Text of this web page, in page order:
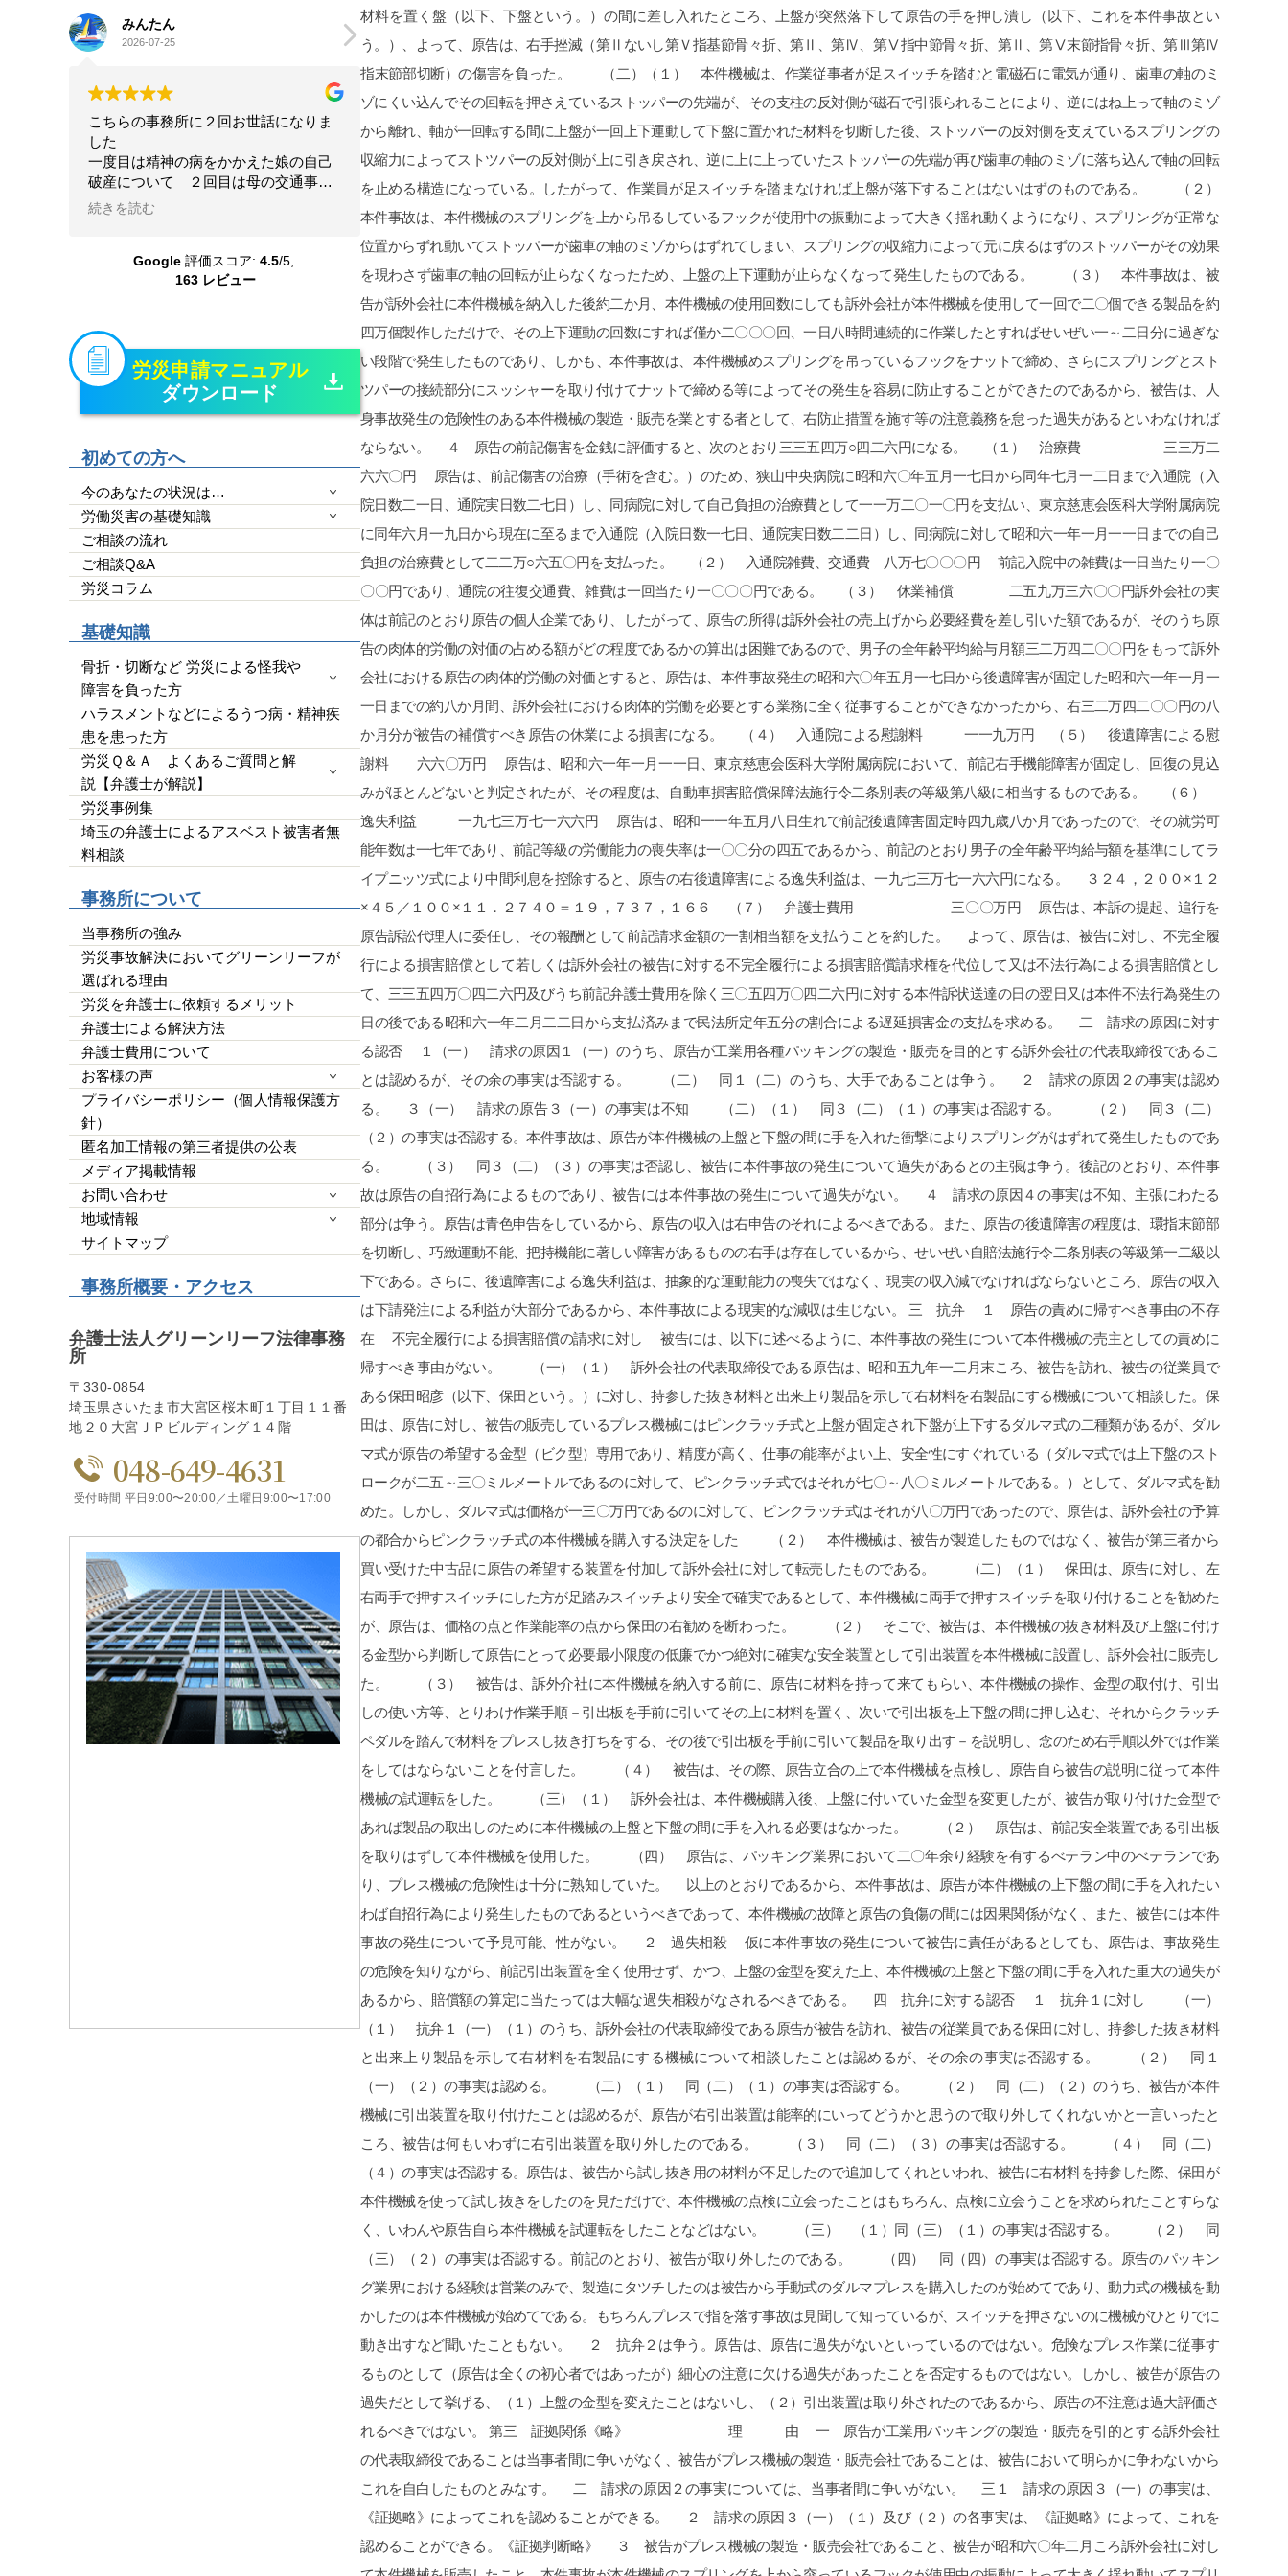
らの事務所に２回お世話になりま
目は精神の病をかかえた娘の自己
について ２回目は母の交通事故
償請求について こちらの状況を
題を精神的負担も軽くしていただ
り越えることができました 本当
google ok
2026-07-20
星4.5とします。
離婚及び婚姻費用、養育費、不倫など
について、女性の為にテクニック、個
人的感想を参考にと書きます。大宮駅
前から少し歩いた大きなビルの13階に
あります。事務な受付担当はとても良
いです。自分の担当をしてもらった弁
護士さんは、平栗弁護士です。LINEの
レスポンスは良いですが、沢山掛け持
ちしているのでLINEの返信の言葉が冷
たいです。しかし、調停になると人が
変わった様に別人になります。あまり
機嫌悪そうなら、ヤオコーの安いかり
ん糖か、栄養ドリンク1本あげれば優し
くなります！！そして、夫の不倫、不
定行為については、証拠のハードルが
高いのできちんと用意もしくは、
YouTubeで｢ダンベルHERO｣を見ると
わかりやすいです。感情論は有効では
なく完全なる証拠一択と、弁護士の力
量によると思います。ですので文章で
端的に経緯をまとめ持参していくと有
効かつ便利です。チャットGPやGemini
使って文字起こしを私は勧めます。埼
玉県民であれば、アデ○ーレさんより完
全にいいです。支払った金額に対して
今回の結果は私にとって完全なるWin
です。ただ、証拠、何を争いたいかを
明確にし、自分でも勉強する必要はあ
ります。弁護士に丸投げはできないで
す。26年４月からの法改正で本当に良
かったです。子供の為にハードルが高
いと断念せず、精神、不貞、金銭、仕
事の為に泣き寝入り、子供の親権だけ
など思わず、一度相談をするべきで
す。人生は一度きりです。丁か半かの
勝負にでてもいいと思います。あとは
平栗弁護士に丸投げでよいです(笑)
他の弁護士事務所もいくつか当たりま
したが、コネがない方は探すテクニッ
クが必要なので、事務所のアンケート
ではなくここに書かせて頂きました。
皆様の参考になれば幸いです。よけれ
ばGood ボタンを押して上にあげても
らって、沢山の女性に見てもらいたい
です。宜しくお願い致します。
ri
2026-07-11
交通事故の件で遠藤さんにお世話にな
りました。丁寧かつ迅速に対応してい
ただき、安心してお任せできました。
LINEで気軽に連絡が取れるのも便利で
した。ありがとうございました。
続きを読む
cheeboo
2026-07-11
この度は、夫の労災で会社側との示談
交渉で申先生、遠藤先生に大変お世話
になりました。
夫は高所から転落したため脳の損傷が
激しく、理解力が低下している事か
ら、会社側は
成年後見人を立てる様要求してきまし
ずご相談しました。
お二人の先生はわざわざ自宅に出向い
て下さり、夫の状態を確認し「成年後
見人を立てる必要はない」と判断して
下さり、渋る会社側とも粘り強く交渉
して下さり、損害賠償金も会社側の提
示よりも大幅に上乗せしていただきま
した。
申先生、遠藤先生には本当に感謝して
労災でお困りの方にはぜひ
グリーンリーフ法律事務所をお勧めし
ます。
続きを読む
Iトシ
2026-07-09
追突事故を起こされ
で弁護士特約に入っ
わらず自分で対応し
が消えていないのに
社に切られてしまっ
ている保険会社に相
グリーンリーフ法律
た。
弁護士の先生に相談
か敷居が高いと言う
いな気持ちが有りま
からお願いしなかっ
程普通に相談にのっ
こちらの申先生のお
対応では出ないであ
貰え、病院にも心配
なってきています。
交通事故で弁護士特
であれば迷わず初め
にお願いした方が良
何もないのが1番です
こちらで相談させて
続きを読む
Google 評価スコア: 4.5/5,
163 レビュー
労災申請マニュアル
ダウンロード
初めての方へ
今のあなたの状況は…
労働災害の基礎知識
ご相談の流れ
ご相談Q&A
労災コラム
基礎知識
骨折・切断など 労災による怪我や
障害を負った方
ハラスメントなどによるうつ病・精神疾
患を患った方
労災Ｑ＆Ａ よくあるご質問と解
説【弁護士が解説】
労災事例集
埼玉の弁護士によるアスベスト被害者無
料相談
事務所について
当事務所の強み
労災事故解決においてグリーンリーフが
選ばれる理由
労災を弁護士に依頼するメリット
弁護士による解決方法
弁護士費用について
お客様の声
プライバシーポリシー（個人情報保護方
針）
匿名加工情報の第三者提供の公表
メディア掲載情報
お問い合わせ
地域情報
サイトマップ
事務所概要・アクセス
弁護士法人グリーンリーフ法律事務
所
〒330-0854
埼玉県さいたま市大宮区桜木町１丁目１１番
地２０大宮ＪＰビルディング１４階
048-649-4631
受付時間 平日9:00〜20:00／土曜日9:00〜17:00